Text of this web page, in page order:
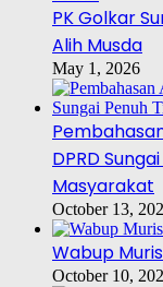
PK Golkar
Alih Musda
May 1, 2026
DPRD
Masyarakat
October 13,
Wabup
October 10,